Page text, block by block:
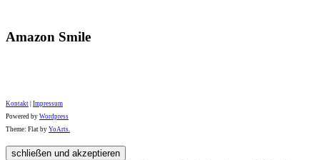
Amazon Smile
Kontakt Impressum
Powered by Wordpress
Theme: Flat by YoArts.